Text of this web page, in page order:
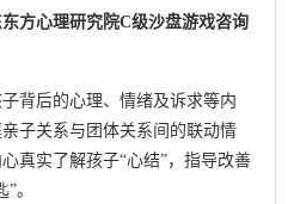
方心理研究院C级沙盘游戏咨询
背后的心理、情绪及诉求等内
子关系与团体关系间的联动情
真实了解孩子“心结”，指导改善
。